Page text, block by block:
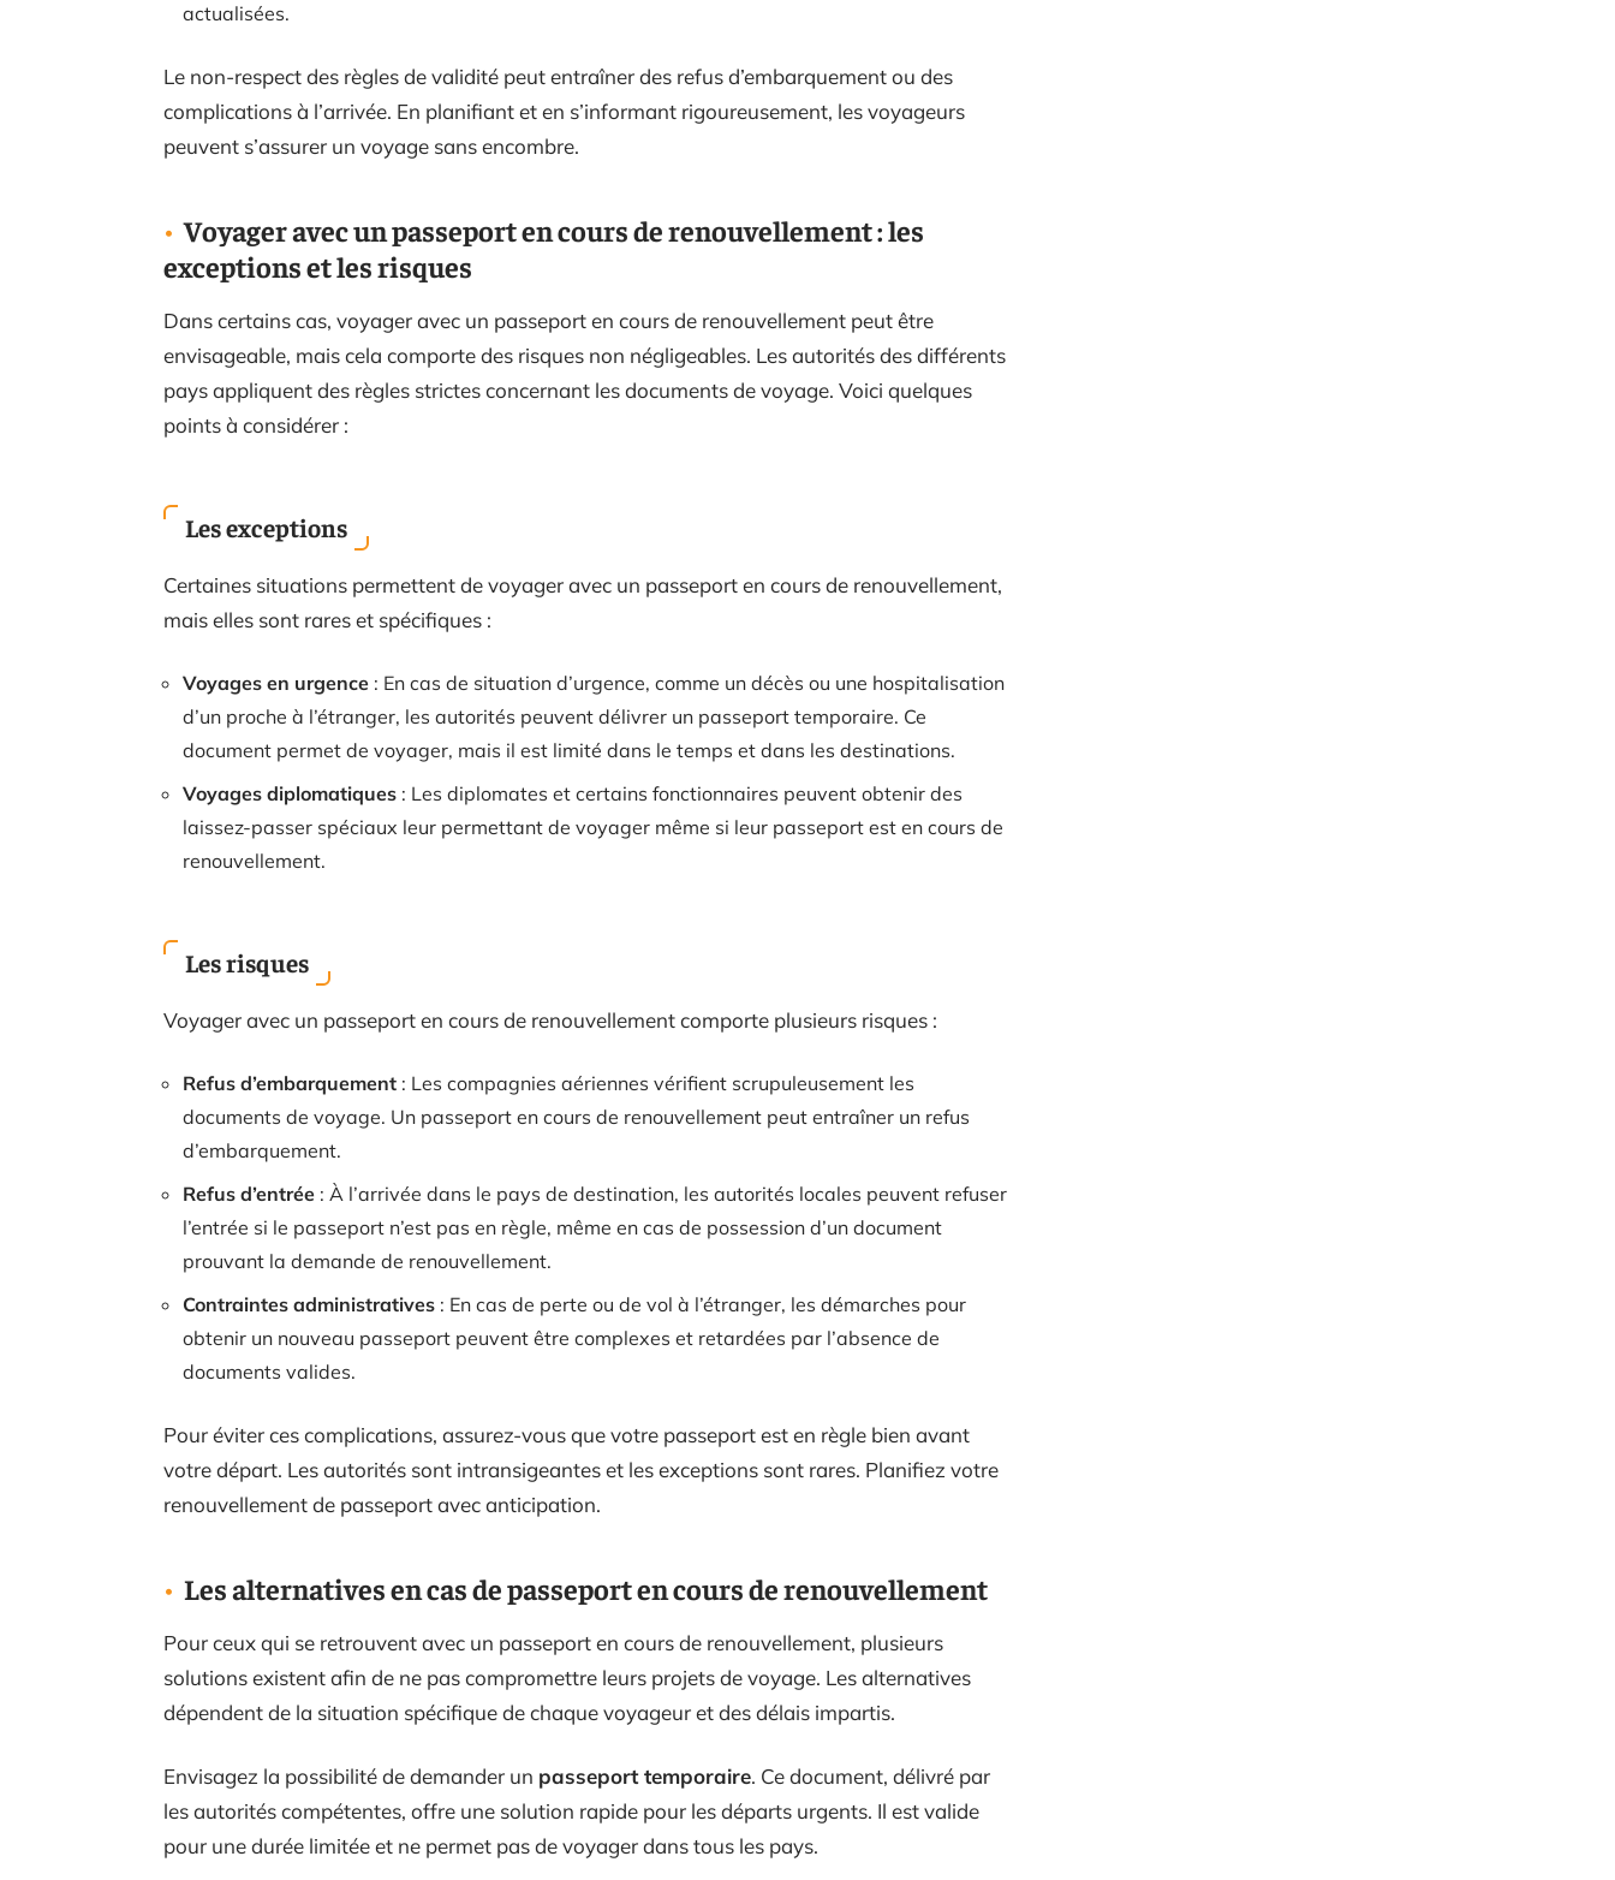
actualisées.
Le non-respect des règles de validité peut entraîner des refus d’embarquement ou des
complications à l’arrivée. En planifiant et en s’informant rigoureusement, les voyageurs
peuvent s’assurer un voyage sans encombre.
Voyager avec un passeport en cours de renouvellement : les
exceptions et les risques
Dans certains cas, voyager avec un passeport en cours de renouvellement peut être
envisageable, mais cela comporte des risques non négligeables. Les autorités des différents
pays appliquent des règles strictes concernant les documents de voyage. Voici quelques
points à considérer :
Les exceptions
Certaines situations permettent de voyager avec un passeport en cours de renouvellement,
mais elles sont rares et spécifiques :
Voyages en urgence : En cas de situation d’urgence, comme un décès ou une hospitalisation
d’un proche à l’étranger, les autorités peuvent délivrer un passeport temporaire. Ce
document permet de voyager, mais il est limité dans le temps et dans les destinations.
Voyages diplomatiques : Les diplomates et certains fonctionnaires peuvent obtenir des
laissez-passer spéciaux leur permettant de voyager même si leur passeport est en cours de
renouvellement.
Les risques
Voyager avec un passeport en cours de renouvellement comporte plusieurs risques :
Refus d’embarquement : Les compagnies aériennes vérifient scrupuleusement les
documents de voyage. Un passeport en cours de renouvellement peut entraîner un refus
d’embarquement.
Refus d’entrée : À l’arrivée dans le pays de destination, les autorités locales peuvent refuser
l’entrée si le passeport n’est pas en règle, même en cas de possession d’un document
prouvant la demande de renouvellement.
Contraintes administratives : En cas de perte ou de vol à l’étranger, les démarches pour
obtenir un nouveau passeport peuvent être complexes et retardées par l’absence de
documents valides.
Pour éviter ces complications, assurez-vous que votre passeport est en règle bien avant
votre départ. Les autorités sont intransigeantes et les exceptions sont rares. Planifiez votre
renouvellement de passeport avec anticipation.
Les alternatives en cas de passeport en cours de renouvellement
Pour ceux qui se retrouvent avec un passeport en cours de renouvellement, plusieurs
solutions existent afin de ne pas compromettre leurs projets de voyage. Les alternatives
dépendent de la situation spécifique de chaque voyageur et des délais impartis.
Envisagez la possibilité de demander un passeport temporaire. Ce document, délivré par
les autorités compétentes, offre une solution rapide pour les départs urgents. Il est valide
pour une durée limitée et ne permet pas de voyager dans tous les pays.